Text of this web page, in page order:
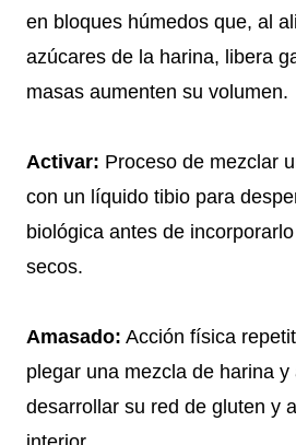
en bloques húmedos que, al
azúcares de la harina, libera
masas aumenten su volumen.
Activar: Proceso de mezclar
con un líquido tibio para
biológica antes de
secos.
Amasado: Acción física
plegar una mezcla de harina y
desarrollar su red de gluten y